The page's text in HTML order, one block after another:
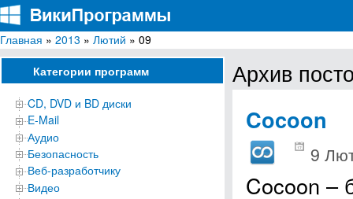
ВикиПрограммы
Энциклопедия бесплатных компьютерных программ для Windows
Главная » 2013 » Лютий » 09
Категории программ
CD, DVD и BD диски
E-Mail
Аудио
Безопасность
Веб-разработчику
Видео
Архив
Cocoon
9
Cocoon –